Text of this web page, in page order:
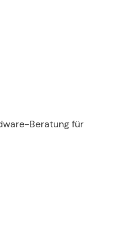
Beratung für